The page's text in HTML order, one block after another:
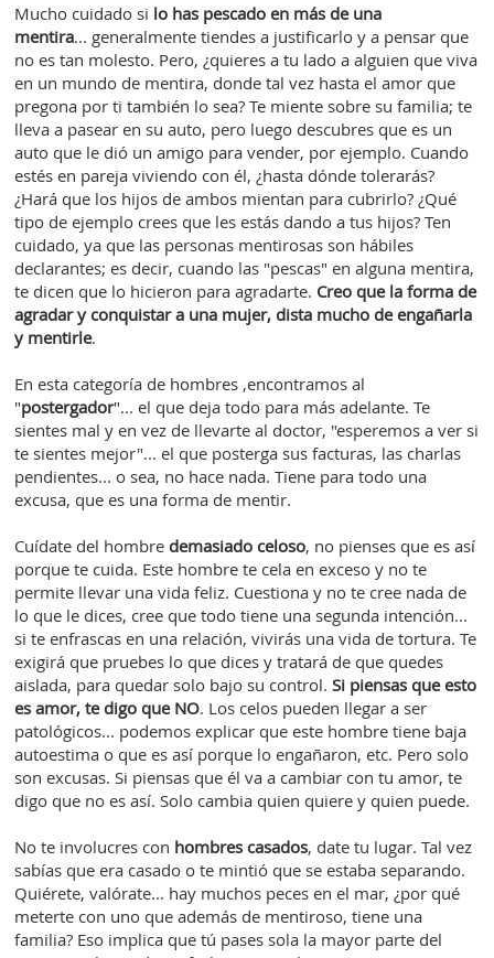
Mucho cuidado si lo has pescado en más de una
mentira... generalmente tiendes a justificarlo y a pensar que
no es tan molesto. Pero, ¿quieres a tu lado a alguien que viva
en un mundo de mentira, donde tal vez hasta el amor que
pregona por ti también lo sea? Te miente sobre su familia; te
lleva a pasear en su auto, pero luego descubres que es un
auto que le dió un amigo para vender, por ejemplo. Cuando
estés en pareja viviendo con él, ¿hasta dónde tolerarás?
¿Hará que los hijos de ambos mientan para cubrirlo? ¿Qué
tipo de ejemplo crees que les estás dando a tus hijos? Ten
cuidado, ya que las personas mentirosas son hábiles
declarantes; es decir, cuando las "pescas" en alguna mentira,
te dicen que lo hicieron para agradarte. Creo que la forma de
agradar y conquistar a una mujer, dista mucho de engañarla
y mentirle.
En esta categoría de hombres ,encontramos al
"postergador"... el que deja todo para más adelante. Te
sientes mal y en vez de llevarte al doctor, "esperemos a ver si
te sientes mejor"... el que posterga sus facturas, las charlas
pendientes... o sea, no hace nada. Tiene para todo una
excusa, que es una forma de mentir.
Cuídate del hombredemasiado celoso, no pienses que es así
porque te cuida. Este hombre te cela en exceso y no te
permite llevar una vida feliz. Cuestiona y no te cree nada de
lo que le dices, cree que todo tiene una segunda intención...
si te enfrascas en una relación, vivirás una vida de tortura. Te
exigirá que pruebes lo que dices y tratará de que quedes
aislada, para quedar solo bajo su control.Si piensas que esto
es amor, te digo que NO. Los celos pueden llegar a ser
patológicos... podemos explicar que este hombre tiene baja
autoestima o que es así porque lo engañaron, etc. Pero solo
son excusas. Si piensas que él va a cambiar con tu amor, te
digo que no es así. Solo cambia quien quiere y quien puede.
No te involucres con hombres casados, date tu lugar. Tal vez
sabías que era casado o te mintió que se estaba separando.
Quiérete, valórate... hay muchos peces en el mar, ¿por qué
meterte con uno que además de mentiroso, tiene una
familia? Eso implica que tú pases sola la mayor parte del